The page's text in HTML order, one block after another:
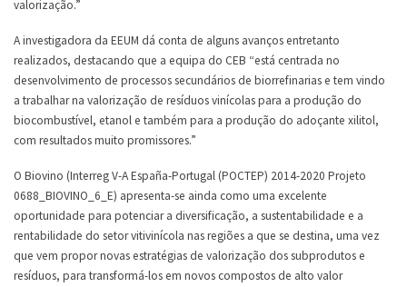
valorização.”
A investigadora da EEUM dá conta de alguns avanços entretanto
realizados, destacando que a equipa do CEB “está centrada no
desenvolvimento de processos secundários de biorrefinarias e tem vindo
a trabalhar na valorização de resíduos vinícolas para a produção do
biocombustível, etanol e também para a produção do adoçante xilitol,
com resultados muito promissores.”
O Biovino (Interreg V-A España-Portugal (POCTEP) 2014-2020 Projeto
0688_BIOVINO_6_E) apresenta-se ainda como uma excelente
oportunidade para potenciar a diversificação, a sustentabilidade e a
rentabilidade do setor vitivinícola nas regiões a que se destina, uma vez
que vem propor novas estratégias de valorização dos subprodutos e
resíduos, para transformá-los em novos compostos de alto valor